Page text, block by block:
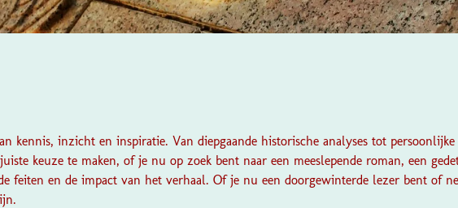
kennis, inzicht en inspiratie. Van diepgaande historische analyses tot
keuze te maken, of je nu op zoek bent naar een meeslepende roman, een
feiten en de impact van het verhaal. Of je nu een doorgewinterde lezer bent of